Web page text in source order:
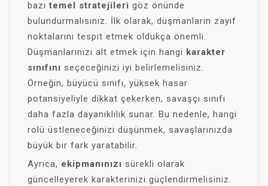
bazıtemel stratejileri göz önünde
bulundurmalısınız. İlk olarak, düşmanların zayıf
noktalarını tespit etmek oldukça önemli.
Düşmanlarınızı alt etmek için hangi karakter
sınıfını seçeceğinizi iyi belirlemelisiniz.
Örneğin, büyücü sınıfı, yüksek hasar
potansiyeliyle dikkat çekerken, savaşçı sınıfı
daha fazla dayanıklılık sunar. Bu nedenle, hangi
rolü üstleneceğinizi düşünmek, savaşlarınızda
büyük bir fark yaratabilir.
Ayrıca, ekipmanınızı sürekli olarak
güncelleyerek karakterinizi güçlendirmelisiniz.